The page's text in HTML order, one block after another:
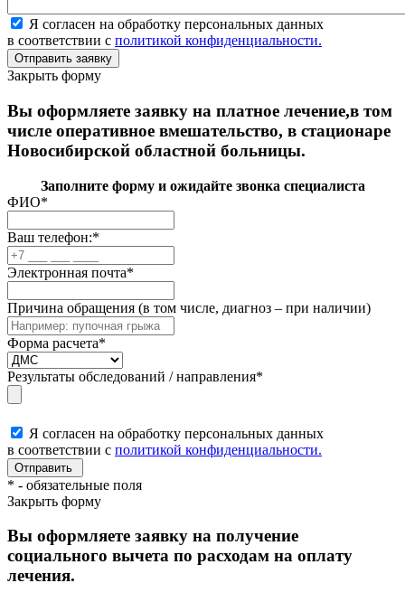
Я согласен на обработку персональных данных
в соответствии с политикой конфиденциальности.
Закрыть форму
Вы оформляете заявку на платное лечение,в том
числе оперативное вмешательство, в стационаре
Новосибирской областной больницы.
Заполните форму и ожидайте звонка специалиста
ФИО*
Ваш телефон:*
Электронная почта*
Причина обращения (в том числе, диагноз – при наличии)
Форма расчета*
Результаты обследований / направления*
Я согласен на обработку персональных данных
в соответствии с политикой конфиденциальности.
* - обязательные поля
Закрыть форму
Вы оформляете заявку на получение
социального вычета по расходам на оплату
лечения.